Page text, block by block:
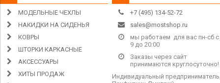
МОДЕЛЬНЫЕ ЧЕХЛЫ
НАКИДКИ НА СИДЕНЬЯ
КОВРЫ
ШТОРКИ КАРКАСНЫЕ
АКСЕССУАРЫ
ХИТЫ ПРОДАЖ
+7 (495) 134-52-72
sales@mostshop.ru
мы работаем для вас пн-сб с
9 до 20:00
Заказы через сайт
принимаются круглосуточно!
Индивидуальный предприниматель